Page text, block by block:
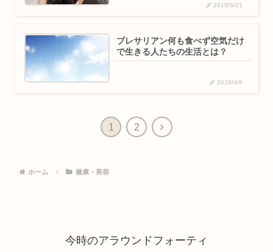
2019/5/21
ブレサリアン何も食べず空気だけ
で生きる人たちの生活とは？
2019/4/9
1 2
ホーム 健康・美容
今時のアラウンドフォーティ